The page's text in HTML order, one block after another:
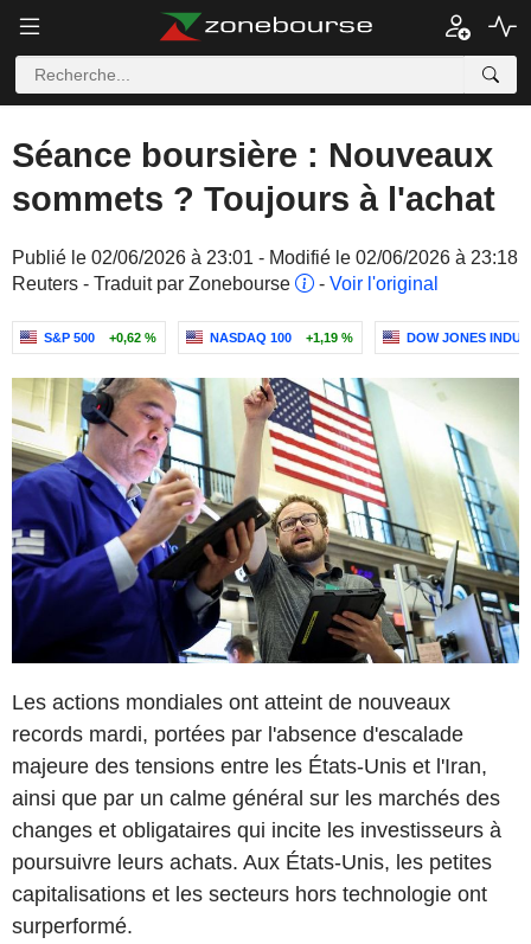
Séance boursière : Nouveaux
sommets ? Toujours à l'achat
Publié le 02/06/2026 à 23:01 - Modifié le 02/06/2026 à 23:18
Reuters - Traduit par Zonebourse
- Voir l'original
S&P 500 +0,62 % NASDAQ 100 +1,19 % DOW JONES
Les actions mondiales ont atteint de nouveaux
records mardi, portées par l'absence d'escalade
majeure des tensions entre les États-Unis et l'Iran,
ainsi que par un calme général sur les marchés des
changes et obligataires qui incite les investisseurs à
poursuivre leurs achats. Aux États-Unis, les petites
capitalisations et les secteurs hors technologie ont
surperformé.